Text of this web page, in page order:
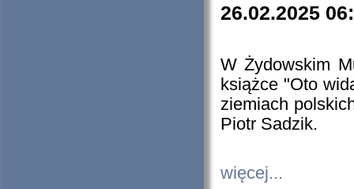
26.02.2025
W Żydowskim
książce "Oto
ziemiach
Piotr Sadzik.
więcej...